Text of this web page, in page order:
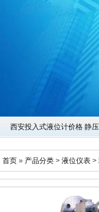
西安投入式液位计价格 静
首页 » 产品分类 > 液位仪表 >